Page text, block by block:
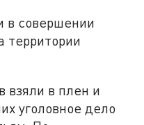
в совершении
территории
взяли в плен и
уголовное дело